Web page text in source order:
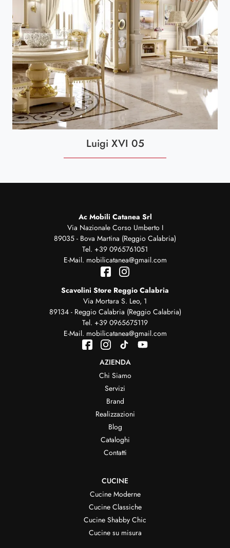
Luigi XVI 05
Ac Mobili Catanea Srl
Via Nazionale Corso Umberto I
89035 - Bova Martina (Reggio Calabria)
Tel. +39 0965761051
E-Mail. mobilicatanea@gmail.com
Scavolini Store Reggio Calabria
Via Mortara S. Leo, 1
89134 - Reggio Calabria (Reggio Calabria)
Tel. +39 0965675119
E-Mail. mobilicatanea@gmail.com
AZIENDA
Chi Siamo
Servizi
Brand
Realizzazioni
Blog
Cataloghi
Contatti
CUCINE
Cucine Moderne
Cucine Classiche
Cucine Shabby Chic
Cucine su misura